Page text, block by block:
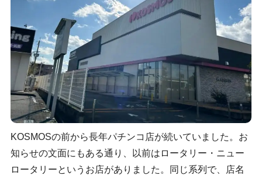
KOSMOSの前から長年パチンコ店が続いていました。お
知らせの文面にもある通り、以前はロータリー・ニュー
ロータリーというお店がありました。同じ系列で、店名